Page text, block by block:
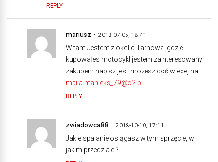
REPLY
mariusz 2018-07-05, 18:41
Witam.Jestem z okolic Tarnowa ,gdzie
kupowałes motocykl jestem zainteresowany
zakupem.napisz jesli mozesz coś wiecej na
maila.manieks_79@o2.pl
REPLY
zwiadowca88 2018-10-10, 17:11
Jakie spalanie osiągasz w tym sprzęcie, w
jakim przedziale ?